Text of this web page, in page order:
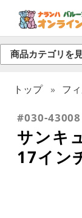
商品カテゴリを
トップ フ
#030-
サンキ
17イン